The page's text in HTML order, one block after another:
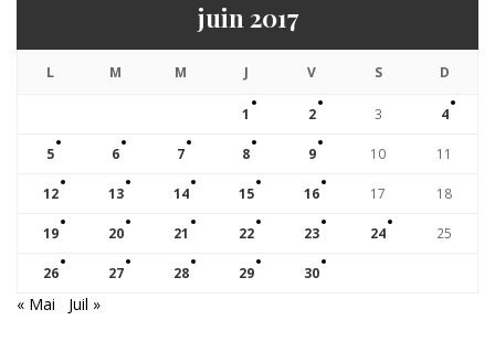
juin 2017
L M M J V S D
1 2 3 4
5 6 7 8 9 10 11
12 13 14 15 16 17 18
19 20 21 22 23 24 25
26 27 28 29 30
« Mai Juil »